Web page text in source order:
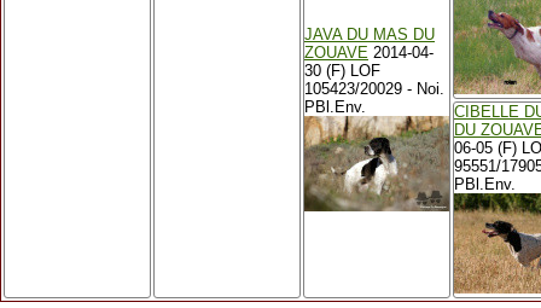
JAVA DU MAS DU
ZOUAVE 2014-04-
30 (F) LOF
105423/20029 - Noi.
PBl.Env.
CIBELLE
DU
06-05 (F)
95551/
PBl.Env.